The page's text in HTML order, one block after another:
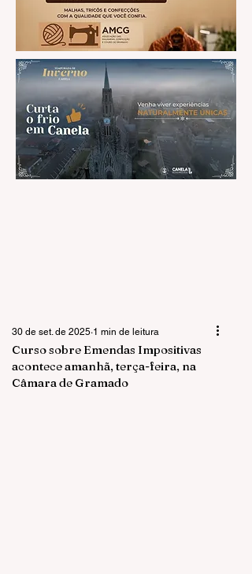
Curso sobre Emendas Impositivas
acontece amanhã, terça-feira, na
Câmara de Gramado
30 de set. de 2025 1 min de leitura